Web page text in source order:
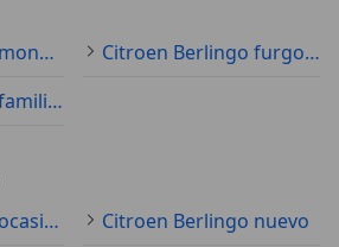
Citroen Berlingo monovolumen
Citroen Berlingo furgoneta
Citroen Berlingo familiar
Citroen Berlingo ocasión
Citroen Berlingo nuevo